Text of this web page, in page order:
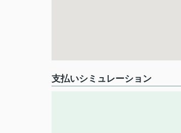
支払いシミュレーション